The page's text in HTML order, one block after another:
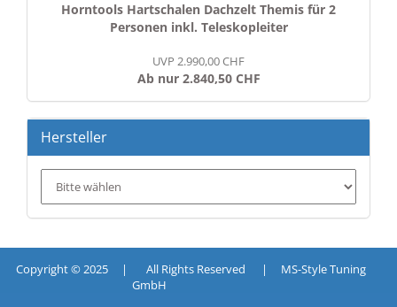
Horntools Hartschalen Dachzelt Themis für 2
Personen inkl. Teleskopleiter
UVP 2.990,00 CHF
Ab nur 2.840,50 CHF
Hersteller
Copyright © 2025 | All Rights Reserved | MS-Style Tuning
GmbH